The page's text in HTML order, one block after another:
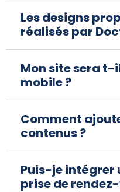
Les designs
réalisés par
Mon site sera
mobile ?
Comment
contenus ?
Puis-je intégrer
prise de